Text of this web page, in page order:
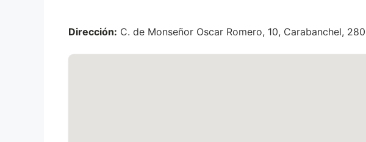
Dirección: C. de Monseñor Oscar Romero, 10, Carabanchel,